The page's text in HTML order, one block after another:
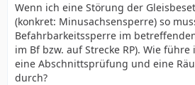
Wenn ich eine Störung der
(konkret: Minusachsensperre) so
Befahrbarkeitssperre im
im Bf bzw. auf Strecke RP). Wie führe
eine Abschnittsprüfung und eine
durch?